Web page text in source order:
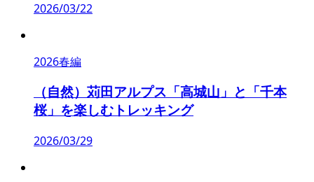
2026/03/22
2026春編
（自然）苅田アルプス「高城山」と「千本
桜」を楽しむトレッキング
2026/03/29